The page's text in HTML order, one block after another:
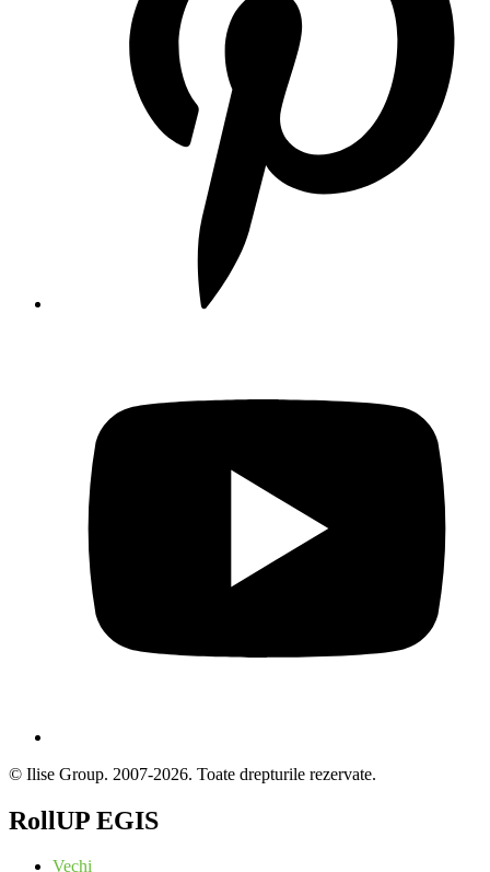
© Ilise Group. 2007-2026. Toate drepturile rezervate.
RollUP EGIS
Vechi